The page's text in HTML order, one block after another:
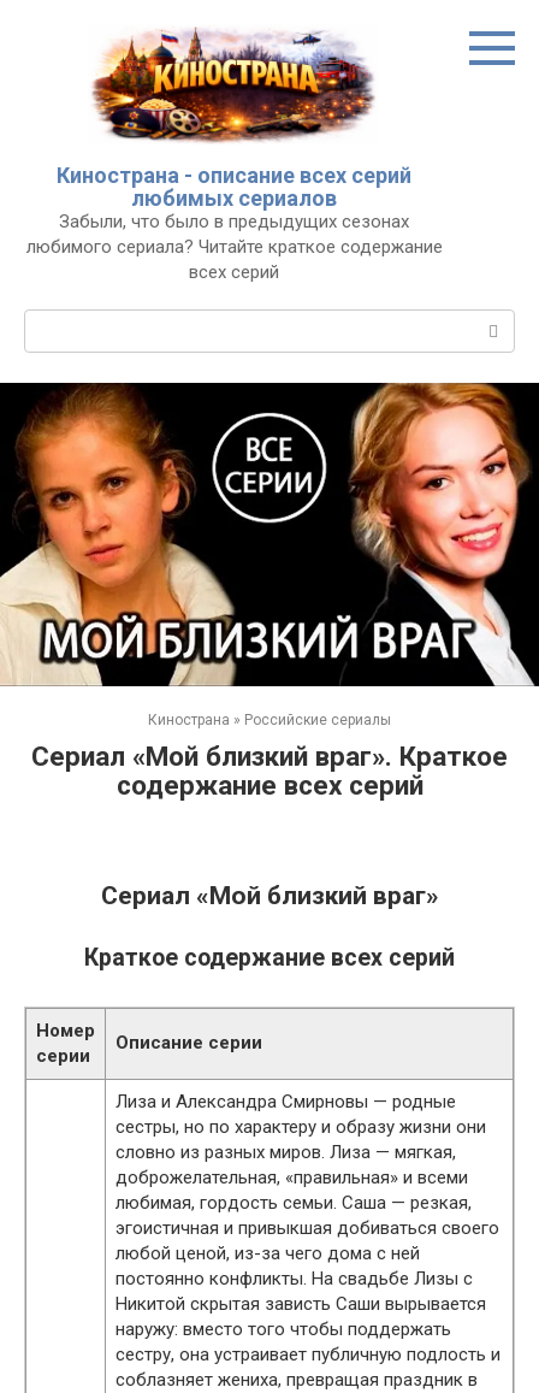
Кинострана - описание всех серий
любимых сериалов
Забыли, что было в предыдущих сезонах
любимого сериала? Читайте краткое содержание
всех серий
Кинострана » Российские сериалы
Сериал «Мой близкий враг». Краткое
содержание всех серий
Сериал «Мой близкий враг»
Краткое содержание всех серий
Номер
серии
Описание серии
Лиза и Александра Смирновы — родные
сестры, но по характеру и образу жизни они
словно из разных миров. Лиза — мягкая,
доброжелательная, «правильная» и всеми
любимая, гордость семьи. Саша — резкая,
эгоистичная и привыкшая добиваться своего
любой ценой, из-за чего дома с ней
постоянно конфликты. На свадьбе Лизы с
Никитой скрытая зависть Саши вырывается
наружу: вместо того чтобы поддержать
сестру, она устраивает публичную подлость и
соблазняет жениха, превращая праздник в